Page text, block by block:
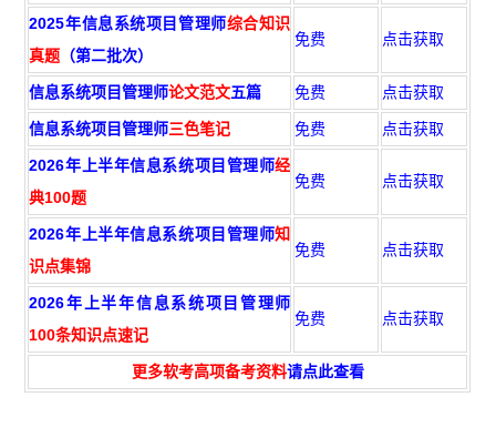
2025年信息系统项目管理师综合知识
真题 （第二批次）
免费 点击获取
信息系统项目管理师论文范文五篇 免费 点击获取
信息系统项目管理师三色笔记 免费 点击获取
2026年上半年信息系统项目管理师经
典100题
免费 点击获取
2026年上半年信息系统项目管理师知
识点集锦
免费 点击获取
2026年上半年信息系统项目管理师
100条知识点速记
免费 点击获取
更多软考高项备考资料请点此查看